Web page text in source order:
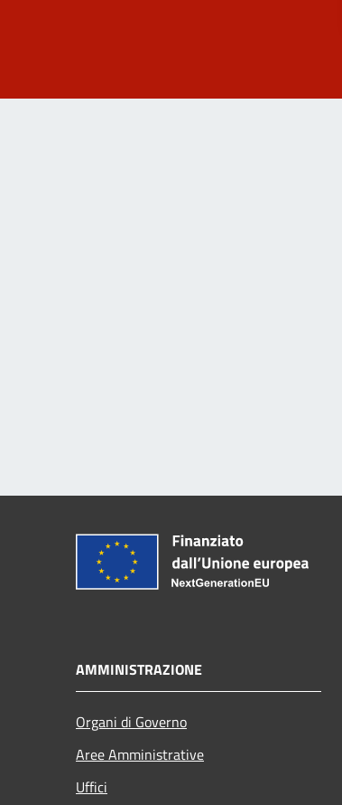
AMMINISTRAZIONE
Organi di Governo
Aree Amministrative
Uffici